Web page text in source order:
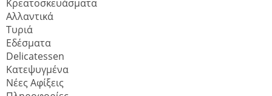
Κρεατοσκευάσματα
Αλλαντικά
Τυριά
Εδέσματα
Delicatessen
Κατεψυγμένα
Νέες Αφίξεις